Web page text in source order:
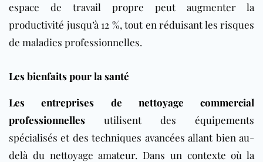
espace de travail propre peut augmenter la
productivité jusqu’à 12 %, tout en réduisant les risques
de maladies professionnelles.
Les bienfaits pour la santé
Les entreprises de nettoyage commercial
professionnelles utilisent des équipements
spécialisés et des techniques avancées allant bien au-
delà du nettoyage amateur. Dans un contexte où la